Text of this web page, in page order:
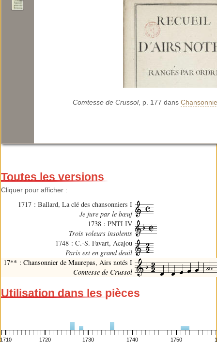
Comtesse de Crussol, p. 177 dans
Toutes les versions
Cliquer pour afficher :
1717 : Ballard, La clé des chansonniers I
Je jure par le bœuf
1738 : PNTI IV
Trois voleurs insolents
1748 : C.-S. Favart, Acajou
Paris est en grand deuil
17** : Chansonnier de Maurepas, Airs notés I
Comtesse de Crussol
Utilisation dans les pièces
1710 1720 1730 1740 1750